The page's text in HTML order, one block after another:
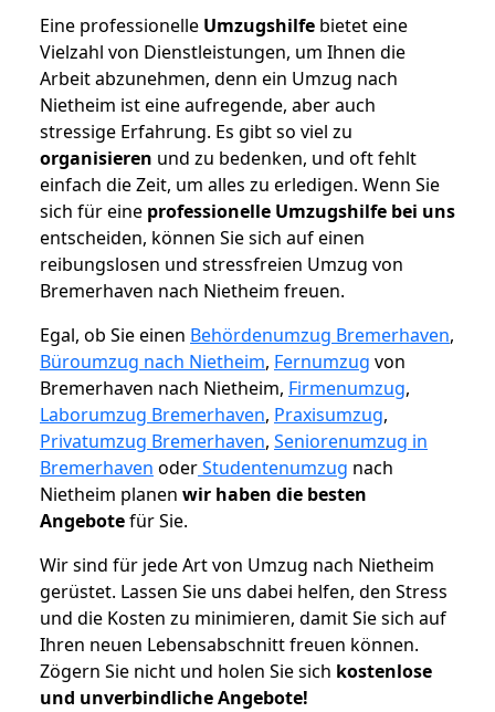
Eine professionelle Umzugshilfe bietet eine
Vielzahl von Dienstleistungen, um Ihnen die
Arbeit abzunehmen, denn ein Umzug nach
Nietheim ist eine aufregende, aber auch
stressige Erfahrung. Es gibt so viel zu
organisieren und zu bedenken, und oft fehlt
einfach die Zeit, um alles zu erledigen. Wenn Sie
sich für eine professionelle Umzugshilfe bei uns
entscheiden, können Sie sich auf einen
reibungslosen und stressfreien Umzug von
Bremerhaven nach Nietheim freuen.
Egal, ob Sie einen Behördenumzug Bremerhaven,
Büroumzug nach Nietheim, Fernumzug von
Bremerhaven nach Nietheim, Firmenumzug,
Laborumzug Bremerhaven, Praxisumzug,
Privatumzug Bremerhaven, Seniorenumzug in
Bremerhaven oderStudentenumzug nach
Nietheim planen wir haben die besten
Angebotefür Sie.
Wir sind für jede Art von Umzug nach Nietheim
gerüstet. Lassen Sie uns dabei helfen, den Stress
und die Kosten zu minimieren, damit Sie sich auf
Ihren neuen Lebensabschnitt freuen können.
Zögern Sie nicht und holen Sie sich kostenlose
und unverbindliche Angebote!